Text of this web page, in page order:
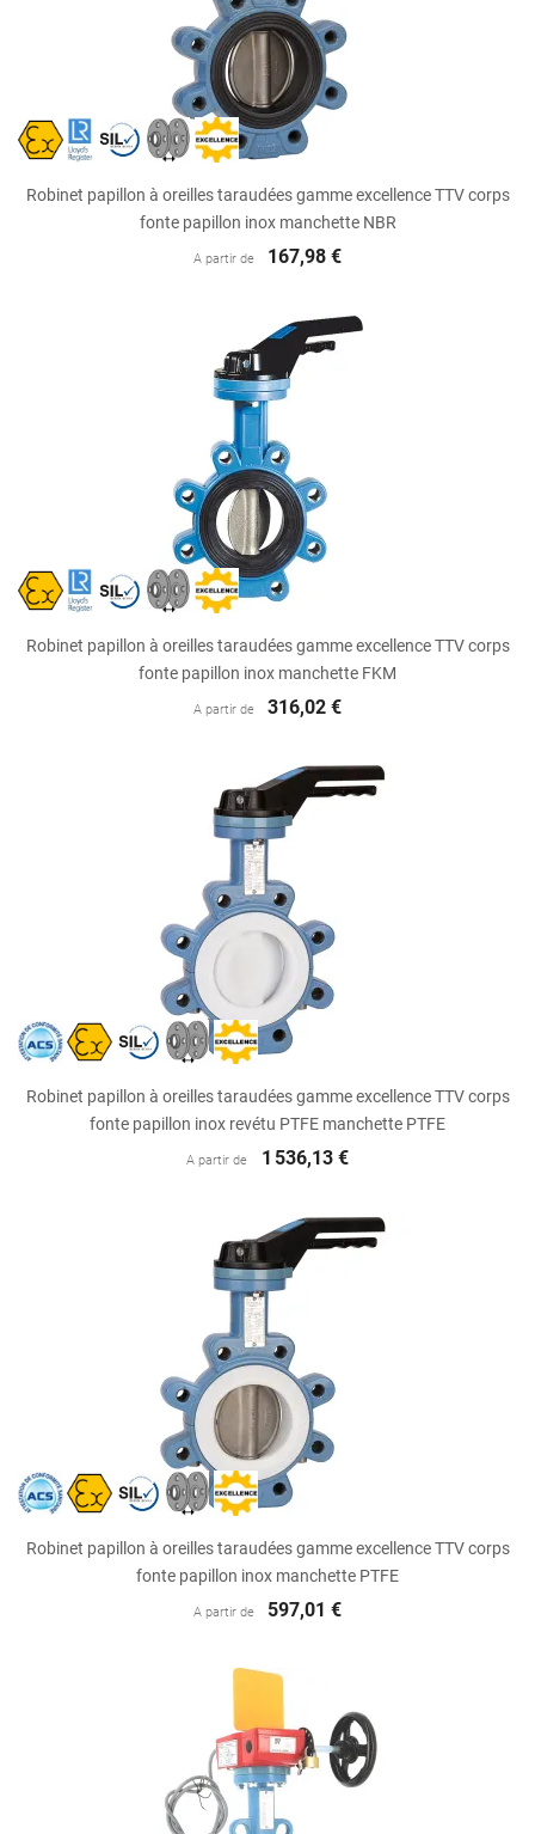
Robinet papillon à oreilles taraudées gamme excellence TTV corps
fonte papillon inox manchette NBR
A partir de 167,98 €
Robinet papillon à oreilles taraudées gamme excellence TTV corps
fonte papillon inox manchette FKM
A partir de 316,02 €
Robinet papillon à oreilles taraudées gamme excellence TTV corps
fonte papillon inox revétu PTFE manchette PTFE
A partir de 1 536,13 €
Robinet papillon à oreilles taraudées gamme excellence TTV corps
fonte papillon inox manchette PTFE
A partir de 597,01 €